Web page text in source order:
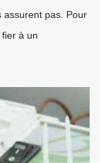
assurent pas. Pour
à un